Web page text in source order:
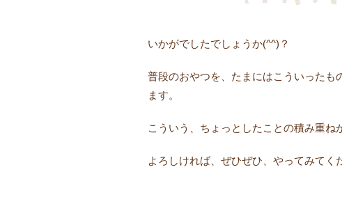
いかがでしたでしょうか(^^)？
普段のおやつを、たまにはこういったも
ます。
こういう、ちょっとしたことの積み重ね
よろしければ、ぜひぜひ、やってみてく